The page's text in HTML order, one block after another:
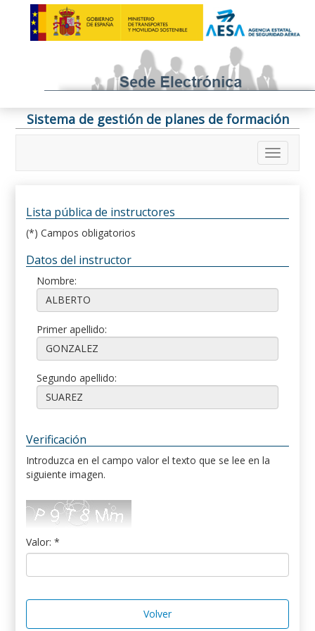
Sistema de gestión de planes de formación
Lista pública de instructores
(*) Campos obligatorios
Datos del instructor
Nombre:
Primer apellido:
Segundo apellido:
Verificación
Introduzca en el campo valor el texto que se lee en la
siguiente imagen.
Valor: *
Volver